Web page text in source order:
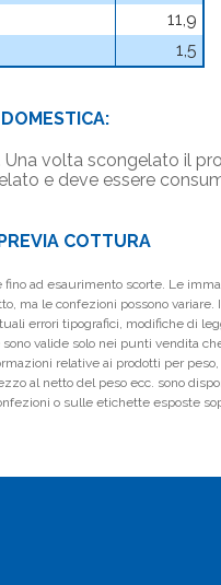
11,9
1,5
Una volta scongelato il
e deve essere
COTTURA
ad esaurimento scorte. Le
ma le confezioni possono variare.
errori tipografici, modifiche di
valide solo nei punti vendita
relative ai prodotti per
al netto del peso ecc. sono
o sulle etichette esposte